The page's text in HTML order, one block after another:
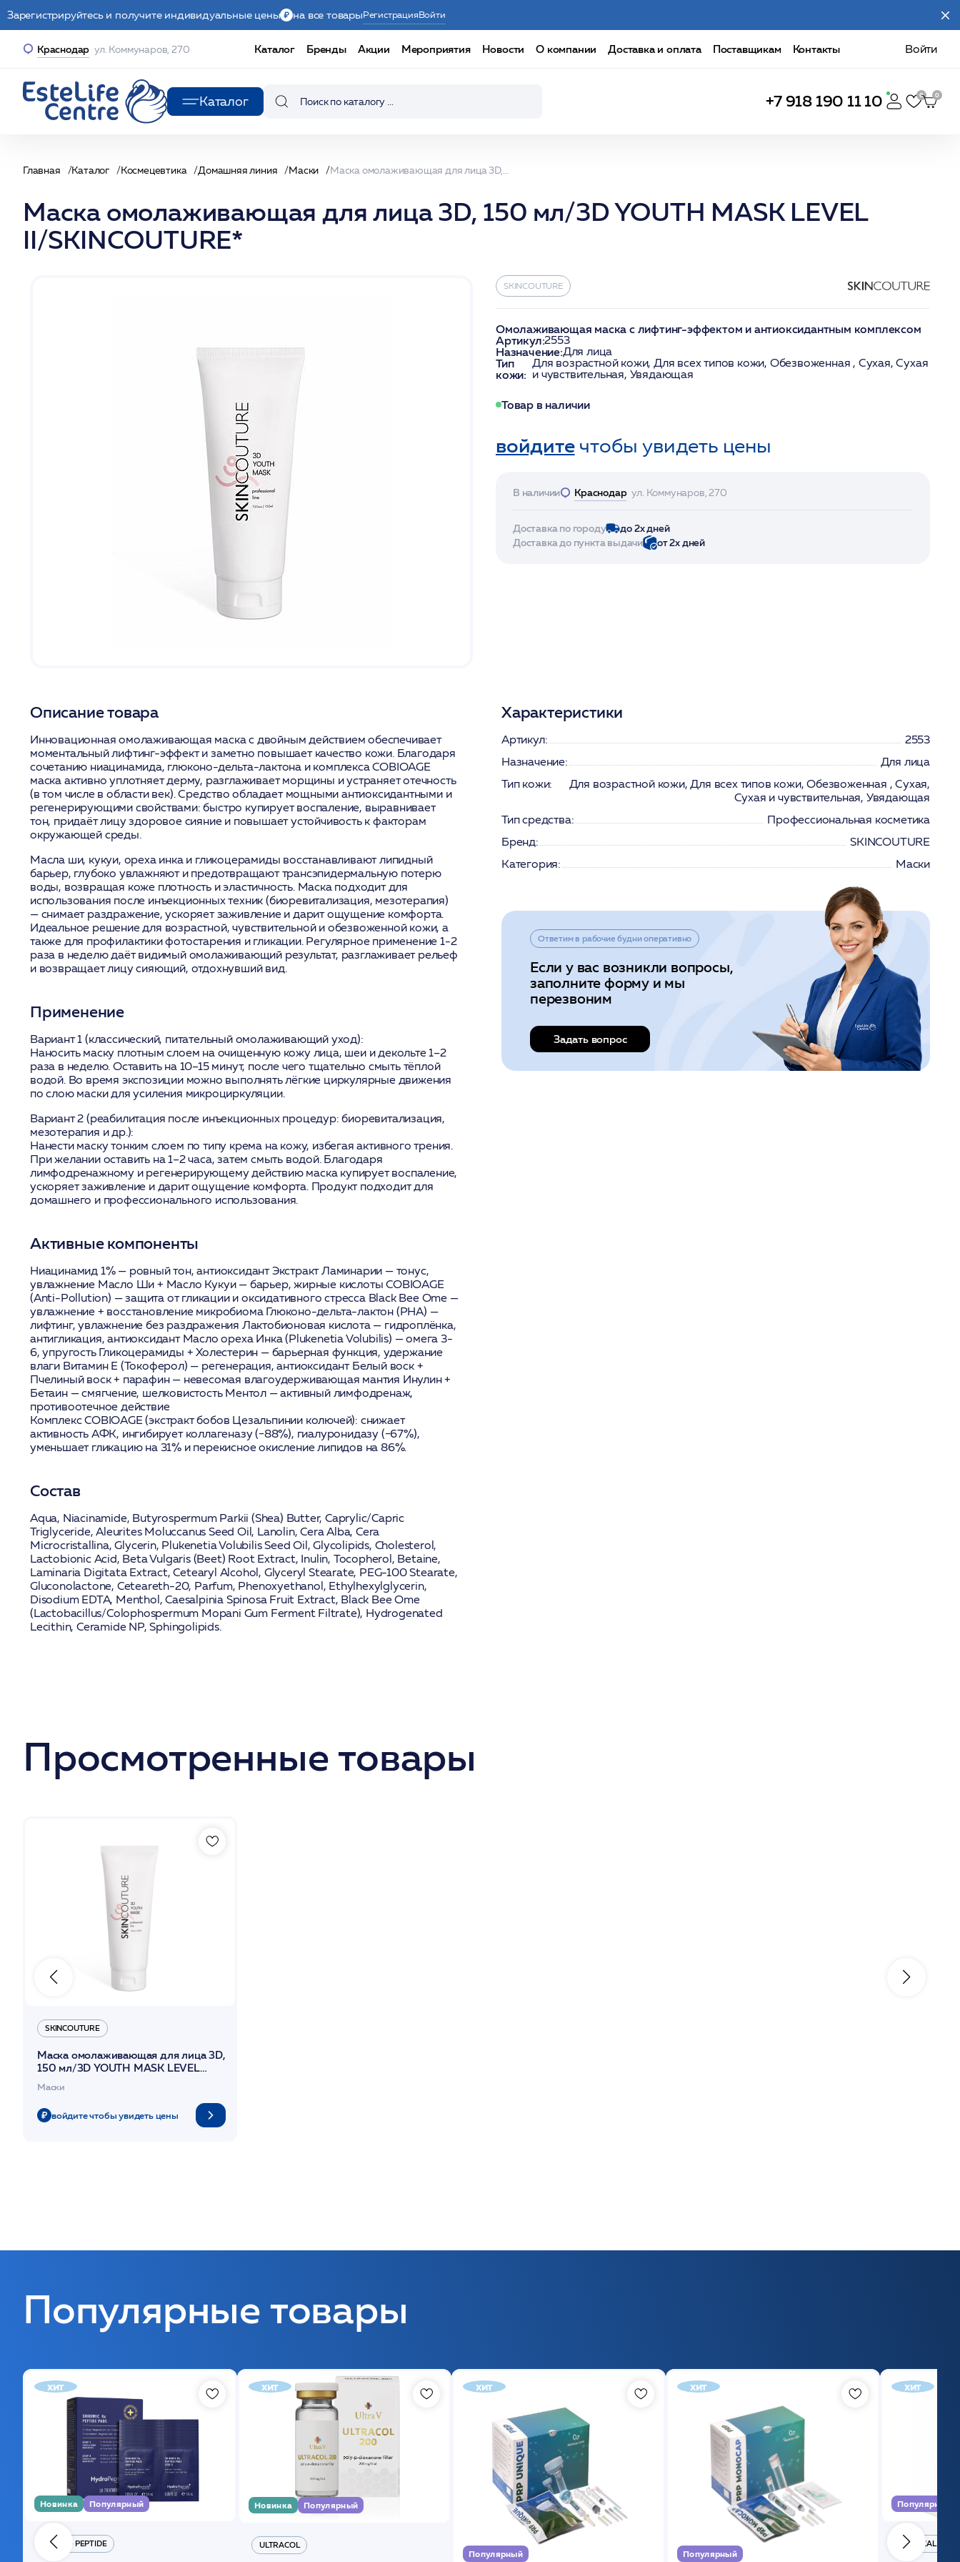
Зарегистрируйтесь и получите индивидуальные цены на все товарыРегистрацияВойти
Краснодар ул. Коммунаров, 270 Каталог Бренды Акции Мероприятия Новости О компании Доставка и оплата Поставщикам Контакты Войти
Каталог +7 918 190 11 10
Главная Каталог Космецевтика Домашняя линия Маски
Маска омолаживающая для лица 3D, 150 мл/3D YOUTH MASK LEVEL
II/SKINCOUTURE*
SKINCOUTURE
Омолаживающая маска с лифтинг-эффектом и антиоксидантным комплексом
Артикул:2553
Назначение:Для лица
Тип
кожи:
Для возрастной кожи, Для всех типов кожи, Обезвоженная , Сухая, Сухая
и чувствительная, Увядающая
Товар в наличии
войдитечтобы увидеть цены
В наличии Краснодар ул. Коммунаров, 270
Доставка по городу
до 2х дней
Доставка до пункта выдачи
от 2х дней
Описание товара
Инновационная омолаживающая маска с двойным действием обеспечивает
моментальный лифтинг-эффект и заметно повышает качество кожи. Благодаря
сочетанию ниацинамида, глюконо-дельта-лактона и комплекса COBIOAGE
маска активно уплотняет дерму, разглаживает морщины и устраняет отечность
(в том числе в области век). Средство обладает мощными антиоксидантными и
регенерирующими свойствами: быстро купирует воспаление, выравнивает
тон, придаёт лицу здоровое сияние и повышает устойчивость к факторам
окружающей среды.
Масла ши, кукуи, ореха инка и гликоцерамиды восстанавливают липидный
барьер, глубоко увлажняют и предотвращают трансэпидермальную потерю
воды, возвращая коже плотность и эластичность. Маска подходит для
использования после инъекционных техник (биоревитализация, мезотерапия)
— снимает раздражение, ускоряет заживление и дарит ощущение комфорта.
Идеальное решение для возрастной, чувствительной и обезвоженной кожи, а
также для профилактики фотостарения и гликации. Регулярное применение 1-2
раза в неделю даёт видимый омолаживающий результат, разглаживает рельеф
и возвращает лицу сияющий, отдохнувший вид.
Применение
Вариант 1 (классический, питательный омолаживающий уход):
Наносить маску плотным слоем на очищенную кожу лица, шеи и декольте 1–2
раза в неделю. Оставить на 10–15 минут, после чего тщательно смыть тёплой
водой. Во время экспозиции можно выполнять лёгкие циркулярные движения
по слою маски для усиления микроциркуляции.
Вариант 2 (реабилитация после инъекционных процедур: биоревитализация,
мезотерапия и др.):
Нанести маску тонким слоем по типу крема на кожу, избегая активного трения.
При желании оставить на 1–2 часа, затем смыть водой. Благодаря
лимфодренажному и регенерирующему действию маска купирует воспаление,
ускоряет заживление и дарит ощущение комфорта. Продукт подходит для
домашнего и профессионального использования.
Активные компоненты
Ниацинамид 1%— ровный тон, антиоксидант Экстракт Ламинарии — тонус,
увлажнение Масло Ши + Масло Кукуи— барьер, жирные кислоты COBIOAGE
(Anti-Pollution) — защита от гликации и оксидативного стресса Black Bee Ome —
увлажнение + восстановление микробиома Глюконо-дельта-лактон (PHA) —
лифтинг, увлажнение без раздражения Лактобионовая кислота— гидроплёнка,
антигликация, антиоксидант Масло ореха Инка (Plukenetia Volubilis) — омега 3-
6, упругость Гликоцерамиды + Холестерин — барьерная функция, удержание
влаги Витамин Е (Токоферол) — регенерация, антиоксидант Белый воск +
Пчелиный воск + парафин — невесомая влагоудерживающая мантия Инулин +
Бетаин — смягчение, шелковистость Ментол — активный лимфодренаж,
противоотечное действие
КомплексCOBIOAGE(экстракт бобов Цезальпинии колючей): снижает
активность АФК, ингибирует коллагеназу (−88%), гиалуронидазу (−67%),
уменьшает гликацию на 31% и перекисное окисление липидов на 86%.
Состав
Aqua, Niacinamide, Butyrospermum Parkii (Shea) Butter, Caprylic/Capric
Triglyceride, Aleurites Moluccanus Seed Oil, Lanolin, Cera Alba, Cera
Microcristallina, Glycerin, Plukenetia Volubilis Seed Oil, Glycolipids, Cholesterol,
Lactobionic Acid, Beta Vulgaris (Beet) Root Extract, Inulin, Tocopherol, Betaine,
Laminaria Digitata Extract, Cetearyl Alcohol, Glyceryl Stearate, PEG-100 Stearate,
Gluconolactone, Ceteareth-20, Parfum, Phenoxyethanol, Ethylhexylglycerin,
Disodium EDTA, Menthol, Caesalpinia Spinosa Fruit Extract, Black Bee Ome
(Lactobacillus/Colophospermum Mopani Gum Ferment Filtrate), Hydrogenated
Lecithin, Ceramide NP, Sphingolipids.
Характеристики
Артикул:
2553
Назначение:
Для лица
Тип кожи:
Для возрастной кожи, Для всех типов кожи, Обезвоженная , Сухая,
Сухая и чувствительная, Увядающая
Тип средства:
Профессиональная косметика
Бренд:
SKINCOUTURE
Категория:
Маски
Ответим в рабочие будни оперативно
Если у вас возникли вопросы,
заполните форму и мы
перезвоним
Задать вопрос
Просмотренные товары
SKINCOUTURE
Маска омолаживающая для лица 3D,
150 мл/3D YOUTH MASK LEVEL
II/SKINCOUTURE*
Маски
войдите чтобы увидеть цены
Популярные товары
хит
Новинка Популярный
HYDRO PEPTIDE
хит
Новинка Популярный
ULTRACOL
хит
Популярный
хит
Популярный
хит
Популярный
MEDICAL CASE